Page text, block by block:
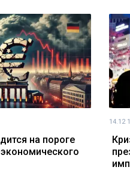
на пороге
14.12